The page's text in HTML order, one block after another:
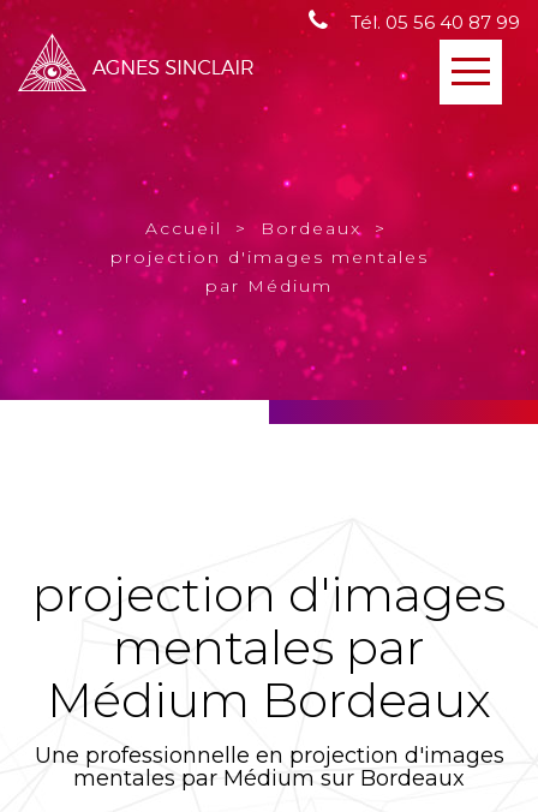
Tél. 05 56 40 87 99
Accueil
Bordeaux
projection d'images mentales
par Médium
projection d'images
mentales par
Médium Bordeaux
Une professionnelle en projection d'images
mentales par Médium sur Bordeaux